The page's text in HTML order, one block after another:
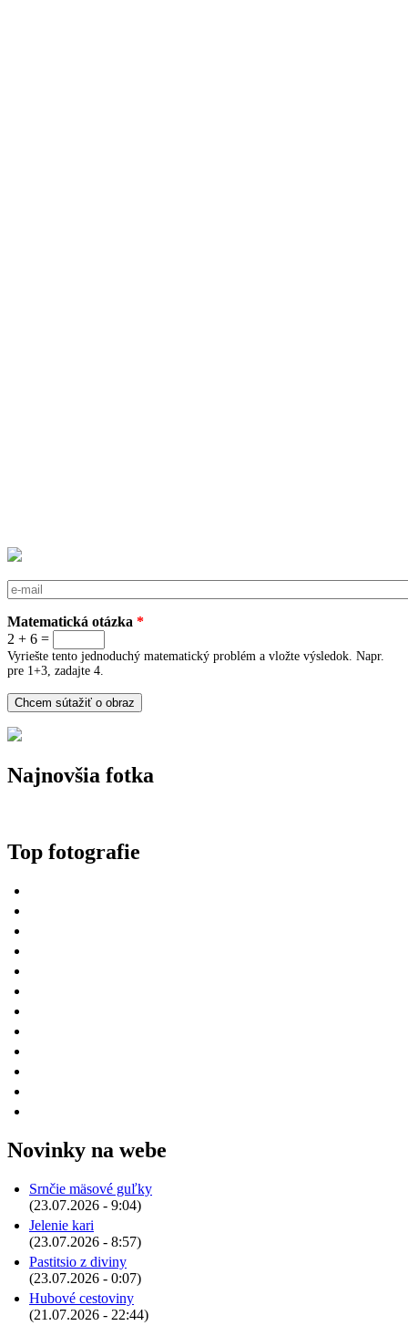
E-mail
Matematická otázka *
2 + 6 =
Vyriešte tento jednoduchý matematický problém a vložte výsledok. Napr.
pre 1+3, zadajte 4.
Najnovšia fotka
Top fotografie
Novinky na webe
Srnčie mäsové guľky
(23.07.2026 - 9:04)
Jelenie kari
(23.07.2026 - 8:57)
Pastitsio z diviny
(23.07.2026 - 0:07)
Hubové cestoviny
(21.07.2026 - 22:44)